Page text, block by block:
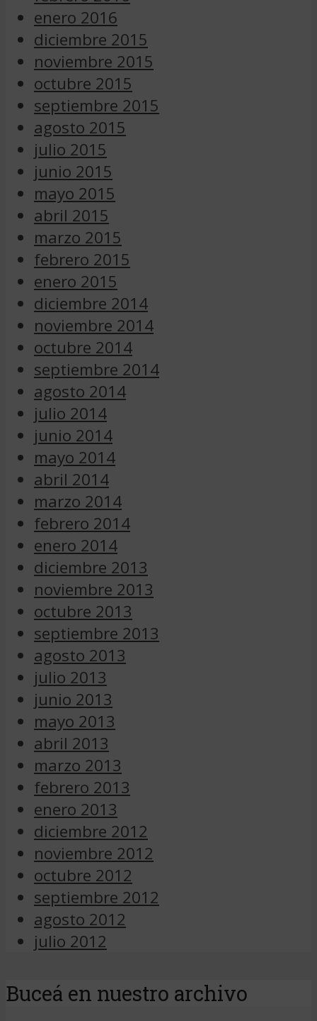
enero 2016
diciembre 2015
noviembre 2015
octubre 2015
septiembre 2015
agosto 2015
julio 2015
junio 2015
mayo 2015
abril 2015
marzo 2015
febrero 2015
enero 2015
diciembre 2014
noviembre 2014
octubre 2014
septiembre 2014
agosto 2014
julio 2014
junio 2014
mayo 2014
abril 2014
marzo 2014
febrero 2014
enero 2014
diciembre 2013
noviembre 2013
octubre 2013
septiembre 2013
agosto 2013
julio 2013
junio 2013
mayo 2013
abril 2013
marzo 2013
febrero 2013
enero 2013
diciembre 2012
noviembre 2012
octubre 2012
septiembre 2012
agosto 2012
julio 2012
Buceá en nuestro archivo